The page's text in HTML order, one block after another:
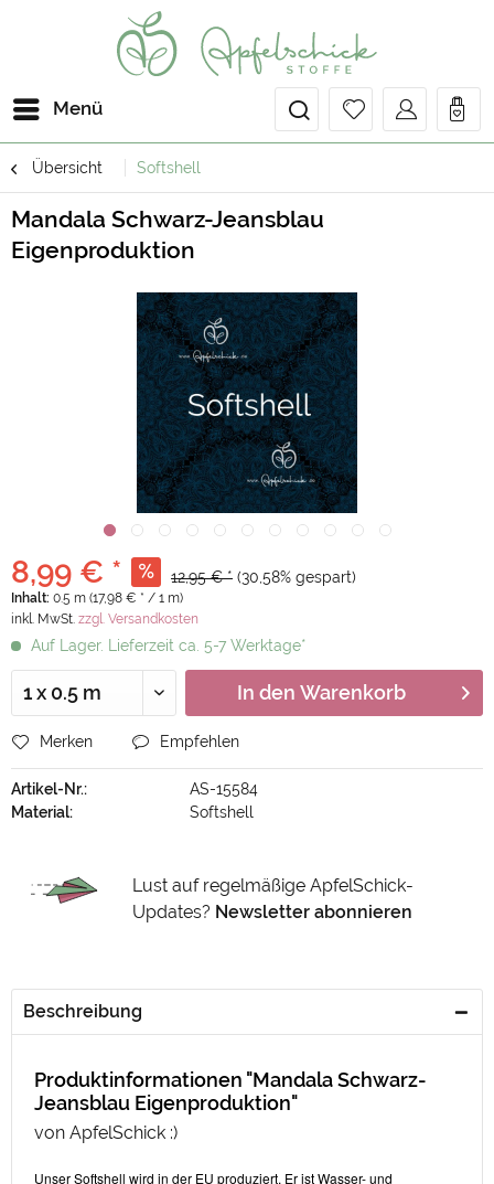
Menü
Übersicht Softshell
Mandala Schwarz-Jeansblau
Eigenproduktion
8,99 € * 12,95 € * (30,58% gespart)
Inhalt: 0.5 m (17,98 € * / 1 m)
inkl. MwSt. zzgl. Versandkosten
Auf Lager. Lieferzeit ca. 5-7 Werktage*
In den Warenkorb
Merken Empfehlen
Artikel-Nr.:
AS-15584
Material:
Softshell
Lust auf regelmäßige ApfelSchick-
Updates? Newsletter abonnieren
Beschreibung
Produktinformationen "Mandala Schwarz-
Jeansblau Eigenproduktion"
von ApfelSchick :)
Unser Softshell wird in der EU produziert. Er ist Wasser- und